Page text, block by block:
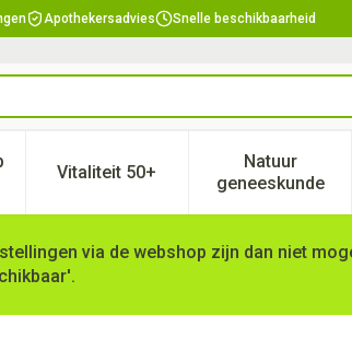
Apothekersadvies Snelle beschikbaarheid
categorie
en vitamines categorie
voor Zwangerschap en kinderen
Vitaliteit 50+Toon submenu voor Vitaliteit
Natuur
geneeskunde
Toon
via de webshop zijn dan niet